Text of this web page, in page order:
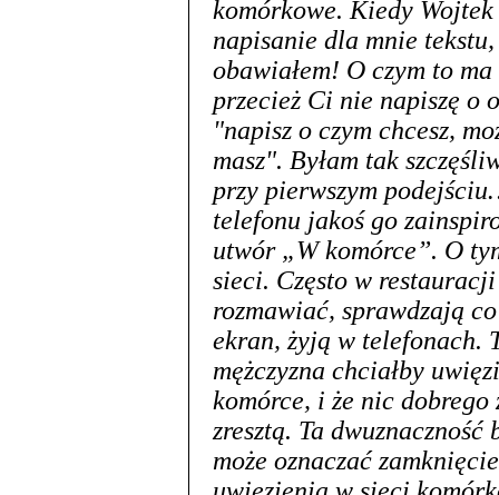
komórkowe. Kiedy Wojtek
napisanie dla mnie
obawiałem! O czym to
przecież Ci nie napiszę o
"napisz o czym chcesz,
masz". Byłam tak
przy pierwszym
telefonu jakoś go
utwór „W komórce”. O
sieci. Często w
rozmawiać, sprawdzają
ekran, żyją w telefonach.
mężczyzna chciałby
komórce, i że nic
zresztą. Ta
może oznaczać